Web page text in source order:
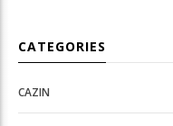
CATEGORIES
CAZIN